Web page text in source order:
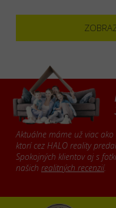
Aktuálne máme už viac
ktorí cez HALO reality
Spokojných klientov aj s
našich realitných recenzií.